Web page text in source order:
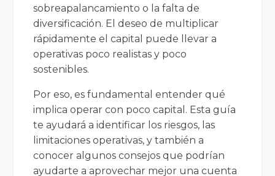
sobreapalancamiento o la falta de
diversificación. El deseo de multiplicar
rápidamente el capital puede llevar a
operativas poco realistas y poco
sostenibles.
Por eso, es fundamental entender qué
implica operar con poco capital. Esta guía
te ayudará a identificar los riesgos, las
limitaciones operativas, y también a
conocer algunos consejos que podrían
ayudarte a aprovechar mejor una cuenta